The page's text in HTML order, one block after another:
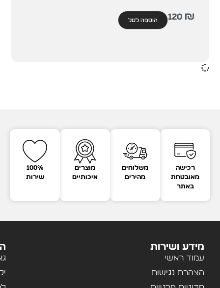
120 ₪ הוספה לסל
רכישה
מאובטחת
באתר
משלוחים
מהירים
מוצרים
איכותיים
100%
שירות
מידע ושירות
עמוד ראשי
הצהרת נגישות